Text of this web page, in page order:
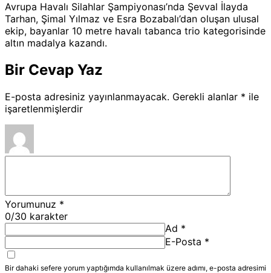
Avrupa Havalı Silahlar Şampiyonası’nda Şevval İlayda
Tarhan, Şimal Yılmaz ve Esra Bozabalı’dan oluşan ulusal
ekip, bayanlar 10 metre havalı tabanca trio kategorisinde
altın madalya kazandı.
Bir Cevap Yaz
E-posta adresiniz yayınlanmayacak. Gerekli alanlar * ile
işaretlenmişlerdir
Yorumunuz *
0/30 karakter
Ad *
E-Posta *
Bir dahaki sefere yorum yaptığımda kullanılmak üzere adımı, e-posta adresimi